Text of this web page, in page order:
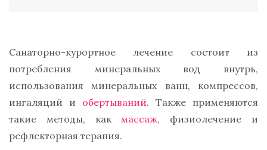
Санаторно-курортное лечение состоит из
потребления минеральных вод внутрь,
использования минеральных ванн, компрессов,
ингаляций и обертываний. Также применяются
такие методы, как массаж, физиолечение и
рефлекторная терапия.